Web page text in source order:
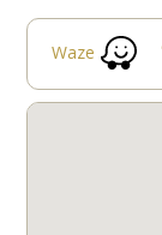
Waze